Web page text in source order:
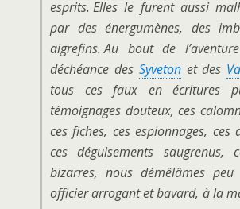
esprits. Elles le furent aussi
par des énergumènes, des
aigrefins. Au bout de
déchéance des Syvetonet des
tous ces faux en écritures
témoignages douteux, ces
ces fiches, ces espionnages, ces
ces déguisements saugrenus,
bizarres, nous démêlâmes
officier arrogant et bavard, à la